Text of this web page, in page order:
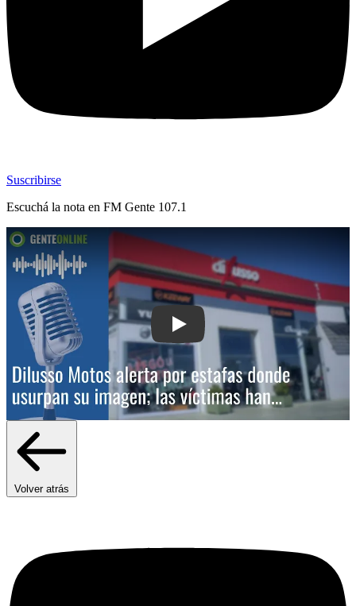
Suscribirse
Escuchá la nota en FM Gente 107.1
Play: Dilusso Motos alerta por
Volver atrás